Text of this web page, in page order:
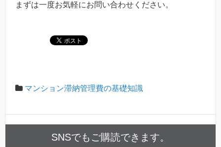
まずは一度お気軽にお問い合わせください。
マンション滞納管理費の基礎知識
SNSでもご購読できます。